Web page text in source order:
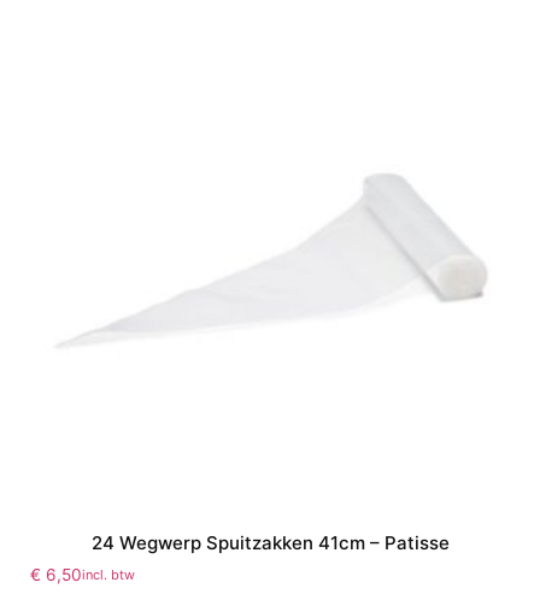
24 Wegwerp Spuitzakken 41cm – Patisse
€ 6,50incl. btw